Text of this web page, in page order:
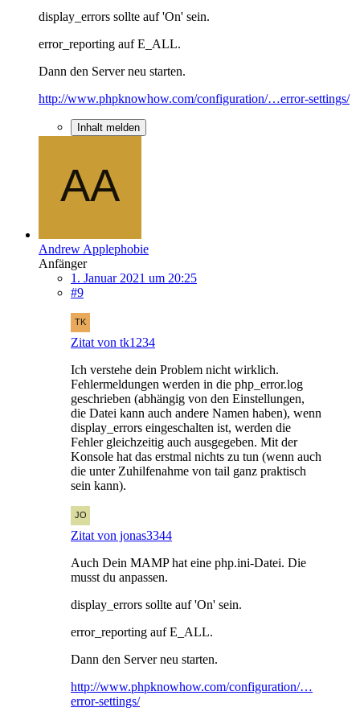
display_errors sollte auf 'On' sein.
error_reporting auf E_ALL.
Dann den Server neu starten.
http://www.phpknowhow.com/configuration/…error-settings/
Inhalt melden
Andrew Applephobie
Anfänger
1. Januar 2021 um 20:25
#9
Zitat von tk1234
Ich verstehe dein Problem nicht wirklich.
Fehlermeldungen werden in die php_error.log
geschrieben (abhängig von den Einstellungen,
die Datei kann auch andere Namen haben), wenn
display_errors eingeschalten ist, werden die
Fehler gleichzeitig auch ausgegeben. Mit der
Konsole hat das erstmal nichts zu tun (wenn auch
die unter Zuhilfenahme von tail ganz praktisch
sein kann).
Zitat von jonas3344
Auch Dein MAMP hat eine php.ini-Datei. Die
musst du anpassen.
display_errors sollte auf 'On' sein.
error_reporting auf E_ALL.
Dann den Server neu starten.
http://www.phpknowhow.com/configuration/…
error-settings/